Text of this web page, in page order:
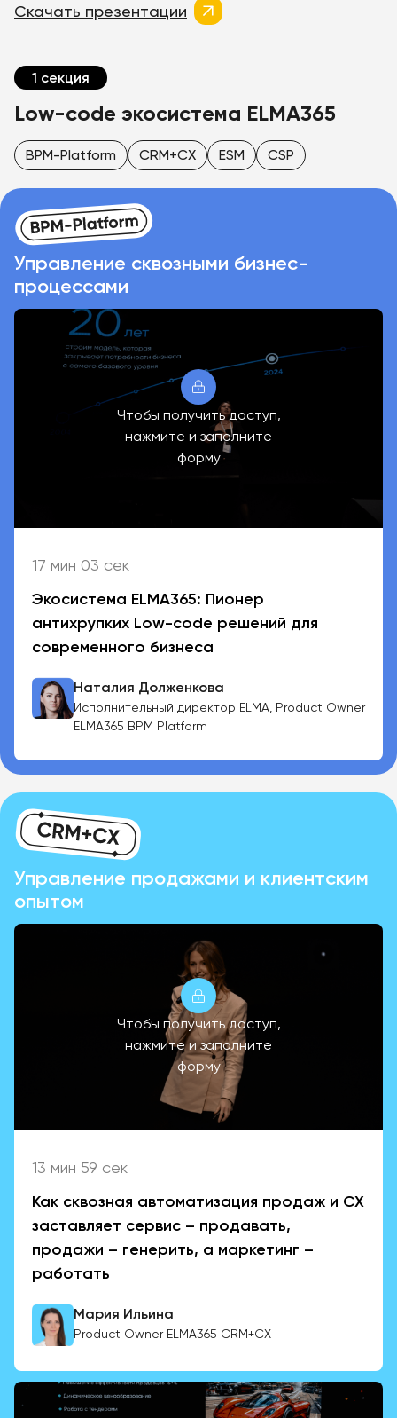
Скачать презентации
1 секция
Low-code экосистема ELMA365
BPM-Platform CRM+CX ESM CSP
Управление сквозными бизнес-
процессами
Чтобы получить доступ,
нажмите и заполните
форму
17 мин 03 сек
Экосистема ELMA365: Пионер
антихрупких Low-code решений для
современного бизнеса
Наталия Долженкова
Исполнительный директор ELMA, Product Owner
ELMA365 BPM Platform
Управление продажами и клиентским
опытом
Чтобы получить доступ,
нажмите и заполните
форму
13 мин 59 сек
Как сквозная автоматизация продаж и CХ
заставляет сервис – продавать,
продажи – генерить, а маркетинг –
работать
Мария Ильина
Product Owner ELMA365 CRM+CX